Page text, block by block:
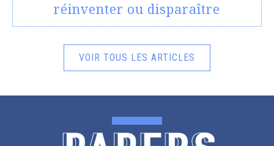
réinventer ou disparaître
VOIR TOUS LES ARTICLES